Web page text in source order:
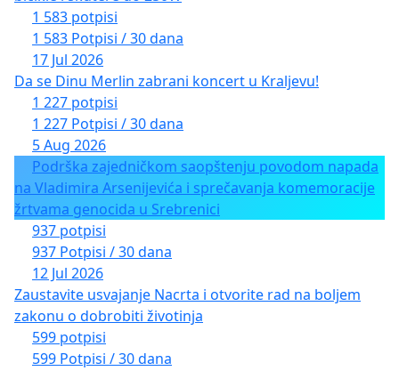
1 583 potpisi
1 583 Potpisi / 30 dana
17 Jul 2026
Da se Dinu Merlin zabrani koncert u Kraljevu!
1 227 potpisi
1 227 Potpisi / 30 dana
5 Aug 2026
Podrška zajedničkom saopštenju povodom napada
na Vladimira Arsenijevića i sprečavanja komemoracije
žrtvama genocida u Srebrenici
937 potpisi
937 Potpisi / 30 dana
12 Jul 2026
Zaustavite usvajanje Nacrta i otvorite rad na boljem
zakonu o dobrobiti životinja
599 potpisi
599 Potpisi / 30 dana